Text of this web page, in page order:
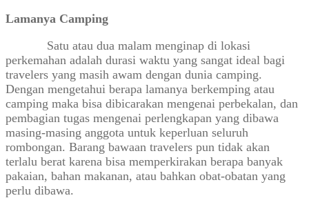
Lamanya Camping
Satu atau dua malam menginap di lokasi
perkemahan adalah durasi waktu yang sangat ideal bagi
travelers yang masih awam dengan dunia camping.
Dengan mengetahui berapa lamanya berkemping atau
camping maka bisa dibicarakan mengenai perbekalan, dan
pembagian tugas mengenai perlengkapan yang dibawa
masing-masing anggota untuk keperluan seluruh
rombongan. Barang bawaan travelers pun tidak akan
terlalu berat karena bisa memperkirakan berapa banyak
pakaian, bahan makanan, atau bahkan obat-obatan yang
perlu dibawa.